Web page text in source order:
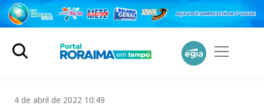
4 de abril de 2022 10:49